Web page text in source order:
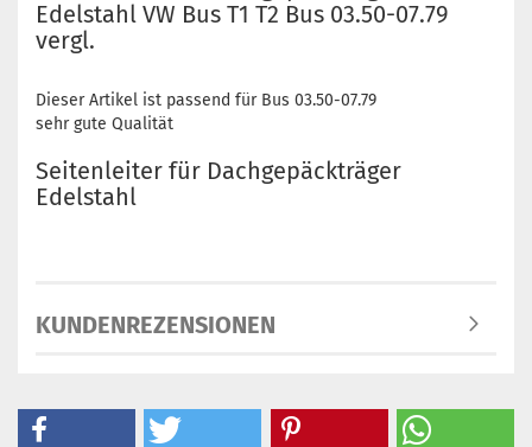
Edelstahl VW Bus T1 T2 Bus 03.50-07.79
vergl.
Dieser Artikel ist passend für Bus 03.50-07.79
sehr gute Qualität
Seitenleiter für Dachgepäckträger
Edelstahl
KUNDENREZENSIONEN